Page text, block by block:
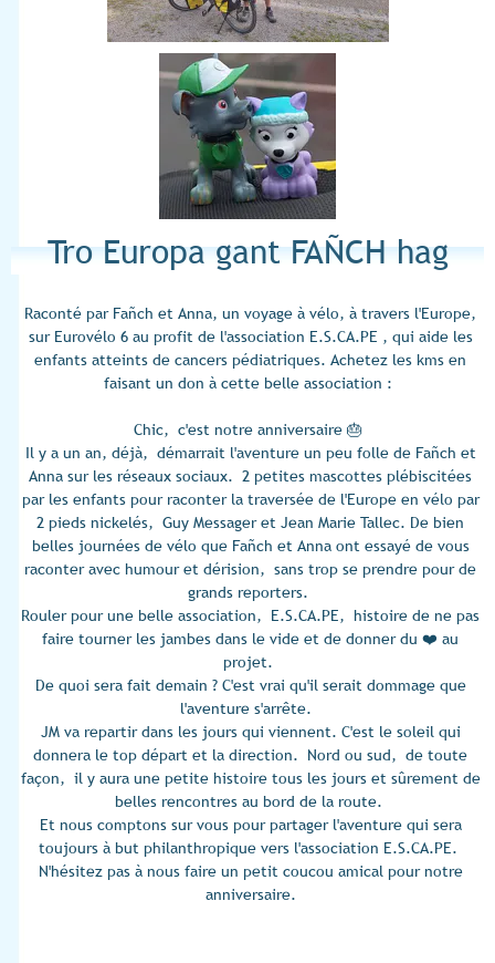
Tro Europa gant FAÑCH hag
Raconté par Fañch et Anna, un voyage à vélo, à travers l'Europe,
sur Eurovélo 6 au profit de l'association E.S.CA.PE , qui aide les
enfants atteints de cancers pédiatriques. Achetez les kms en
faisant un don à cette belle association :
Chic, c'est notre anniversaire 🎂
Il y a un an, déjà, démarrait l'aventure un peu folle de Fañch et
Anna sur les réseaux sociaux. 2 petites mascottes plébiscitées
par les enfants pour raconter la traversée de l'Europe en vélo par
2 pieds nickelés, Guy Messager et Jean Marie Tallec. De bien
belles journées de vélo que Fañch et Anna ont essayé de vous
raconter avec humour et dérision, sans trop se prendre pour de
grands reporters.
Rouler pour une belle association, E.S.CA.PE, histoire de ne pas
faire tourner les jambes dans le vide et de donner du ❤️ au
projet.
De quoi sera fait demain ? C'est vrai qu'il serait dommage que
l'aventure s'arrête.
JM va repartir dans les jours qui viennent. C'est le soleil qui
donnera le top départ et la direction. Nord ou sud, de toute
façon, il y aura une petite histoire tous les jours et sûrement de
belles rencontres au bord de la route.
Et nous comptons sur vous pour partager l'aventure qui sera
toujours à but philanthropique vers l'association E.S.CA.PE.
N'hésitez pas à nous faire un petit coucou amical pour notre
anniversaire.